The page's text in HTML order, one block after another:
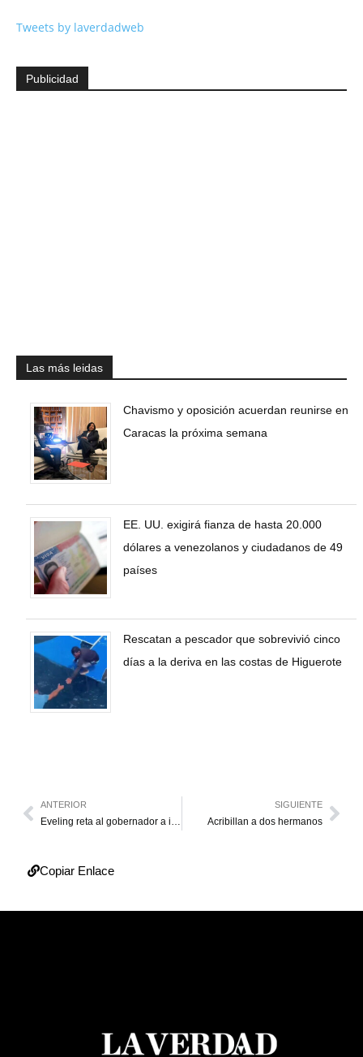
Tweets by laverdadweb
Publicidad
Las más leidas
Chavismo y oposición acuerdan reunirse en
Caracas la próxima semana
EE. UU. exigirá fianza de hasta 20.000
dólares a venezolanos y ciudadanos de 49
países
Rescatan a pescador que sobrevivió cinco
días a la deriva en las costas de Higuerote
ANTERIOR
Eveling reta al gobernador a intercambiar cargo
SIGUIENTE
Acribillan a dos hermanos
Copiar Enlace